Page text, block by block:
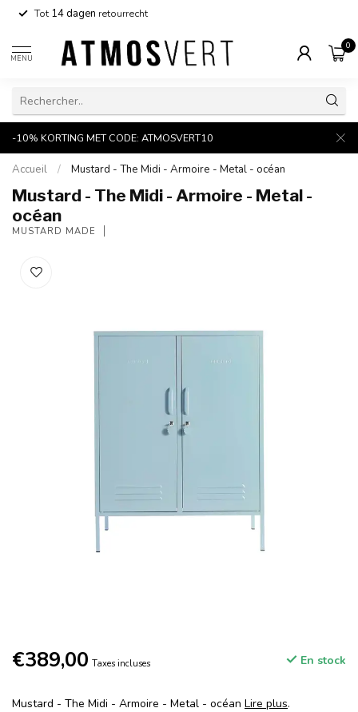
Tot14 dagen retourrecht
MENU
0
-10% KORTING MET CODE: ATMOSVERT10
Accueil / Mustard - The Midi - Armoire - Metal - océan
Mustard - The Midi - Armoire - Metal -
océan
MUSTARD MADE
€389,00 Taxes incluses En stock
Mustard - The Midi - Armoire - Metal - océan Lire plus.